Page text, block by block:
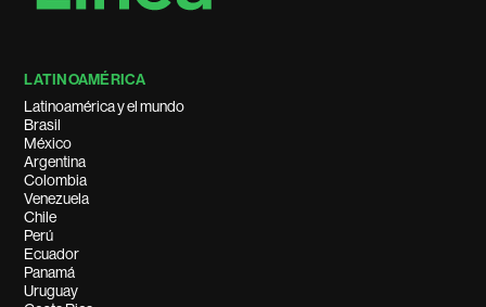
LATINOAMÉRICA
Latinoamérica y el mundo
Brasil
México
Argentina
Colombia
Venezuela
Chile
Perú
Ecuador
Panamá
Uruguay